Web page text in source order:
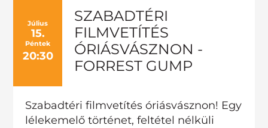
Július
15.
Péntek
20:30
SZABADTÉRI
FILMVETÍTÉS
ÓRIÁSVÁSZNON -
FORREST GUMP
Szabadtéri filmvetítés óriásvásznon! Egy
lélekemelő történet, feltétel nélküli